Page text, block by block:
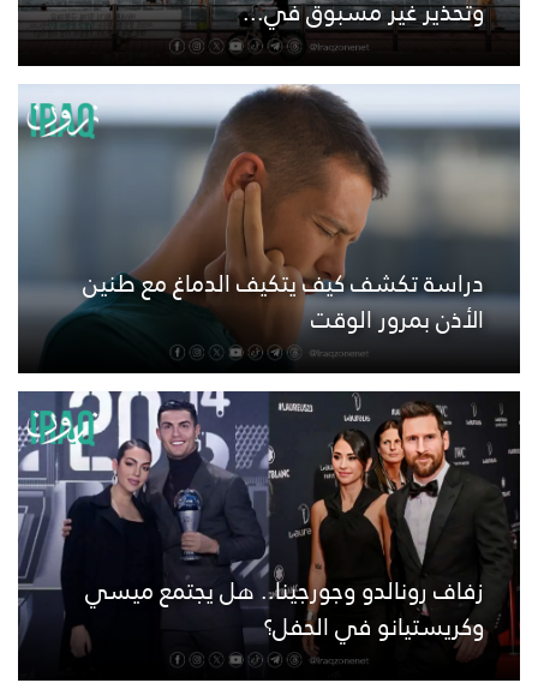
وتحذير غير مسبوق في...
دراسة تكشف كيف يتكيف الدماغ مع طنين
الأذن بمرور الوقت
زفاف رونالدو وجورجينا.. هل يجتمع ميسي
وكريستيانو في الحفل؟